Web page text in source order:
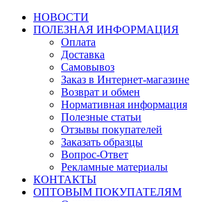
НОВОСТИ
ПОЛЕЗНАЯ ИНФОРМАЦИЯ
Оплата
Доставка
Самовывоз
Заказ в Интернет-магазине
Возврат и обмен
Нормативная информация
Полезные статьи
Отзывы покупателей
Заказать образцы
Вопрос-Ответ
Рекламные материалы
КОНТАКТЫ
ОПТОВЫМ ПОКУПАТЕЛЯМ